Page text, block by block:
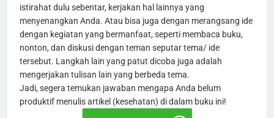
istirahat dulu sebentar, kerjakan hal lainnya yang
menyenangkan Anda. Atau bisa juga dengan merangsang ide
dengan kegiatan yang bermanfaat, seperti membaca buku,
nonton, dan diskusi dengan teman seputar tema/ ide
tersebut. Langkah lain yang patut dicoba juga adalah
mengerjakan tulisan lain yang berbeda tema.
Jadi, segera temukan jawaban mengapa Anda belum
produktif menulis artikel (kesehatan) di dalam buku ini!